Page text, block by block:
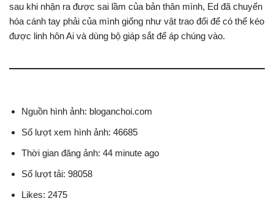
sau khi nhận ra được sai lầm của bản thân mình, Ed đã chuyển
hóa cánh tay phải của mình giống như vật trao đổi để có thể kéo
được linh hôn Ai và dùng bộ giáp sắt để áp chúng vào.
Nguồn hình ảnh: bloganchoi.com
Số lượt xem hình ảnh: 46685
Thời gian đăng ảnh: 44 minute ago
Số lượt tải: 98058
Likes: 2475